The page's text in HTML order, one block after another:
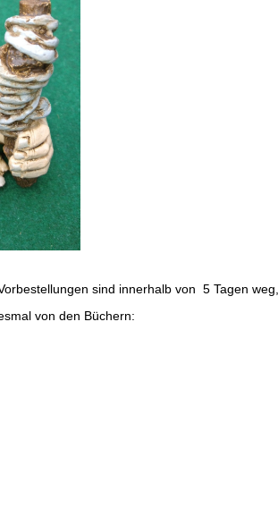
sind innerhalb von 5 Tagen
von den Büchern: